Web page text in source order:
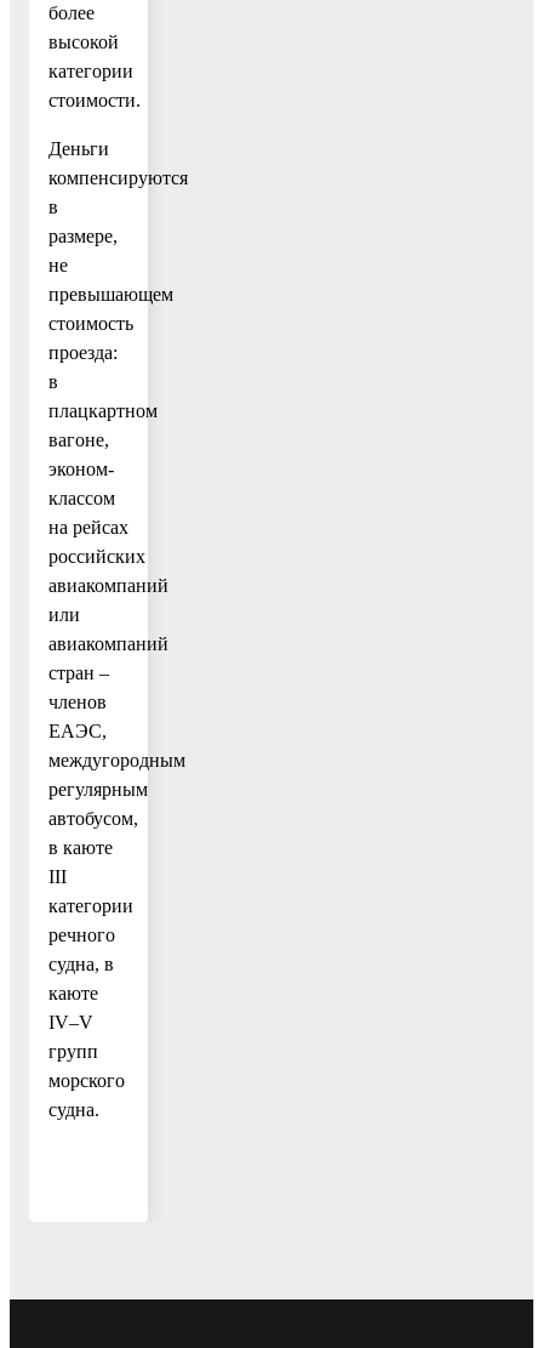
более
высокой
категории
стоимости.
Деньги
компенсируются
в
размере,
не
превышающем
стоимость
проезда:
в
плацкартном
вагоне,
эконом-
классом
на рейсах
российских
авиакомпаний
или
авиакомпаний
стран –
членов
ЕАЭС,
междугородным
регулярным
автобусом,
в каюте
III
категории
речного
судна, в
каюте
IV–V
групп
морского
судна.